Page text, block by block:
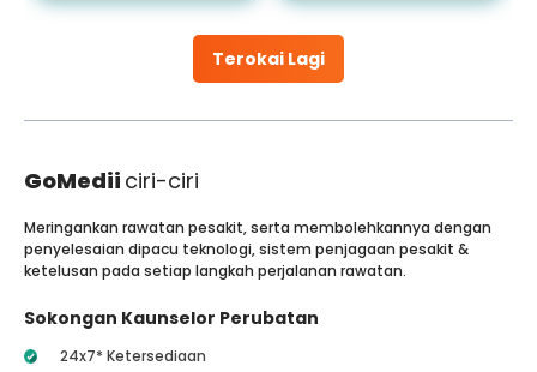
Terokai Lagi
GoMedii ciri-ciri
Meringankan rawatan pesakit, serta membolehkannya dengan
penyelesaian dipacu teknologi, sistem penjagaan pesakit &
ketelusan pada setiap langkah perjalanan rawatan.
Sokongan Kaunselor Perubatan
24x7* Ketersediaan